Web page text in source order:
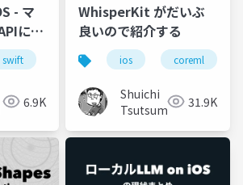
- マ
に備
swift openai gpt-4o
6.9K
WhisperKit がだいぶ
良いので紹介する
ios coreml
Shuichi
Tsutsumi
31.9K